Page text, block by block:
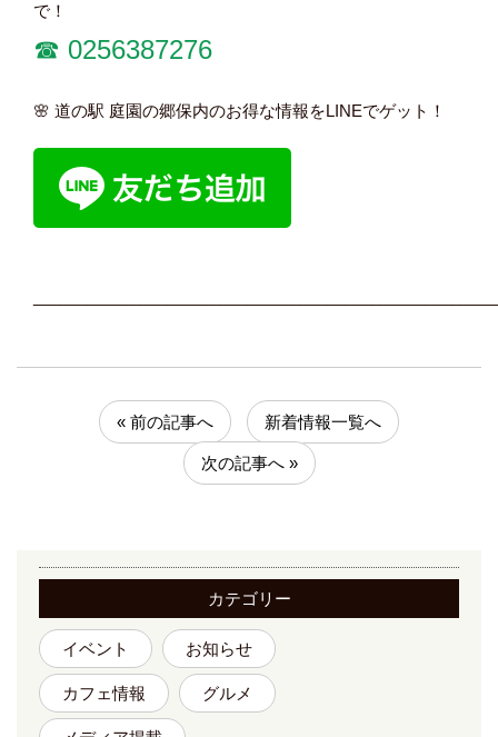
で！
☎︎ 0256387276
🌸 道の駅 庭園の郷保内のお得な情報をLINEでゲット！
« 前の記事へ 新着情報一覧へ
次の記事へ »
カテゴリー
イベント お知らせ
カフェ情報 グルメ